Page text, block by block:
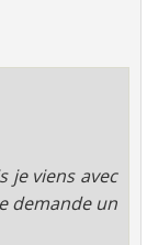
je viens avec
demande un